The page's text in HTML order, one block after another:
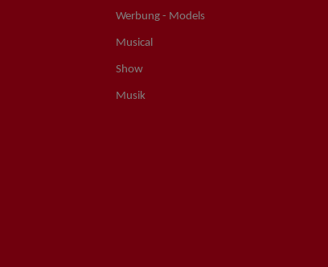
Werbung - Models
Musical
Show
Musik